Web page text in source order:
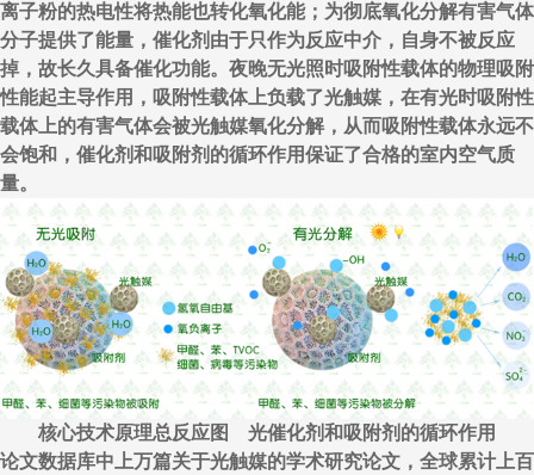
离子粉的热电性将热能也转化氧化能；为彻底氧化分解有害气体
分子提供了能量，催化剂由于只作为反应中介，自身不被反应
掉，故长久具备催化功能。夜晚无光照时吸附性载体的物理吸附
性能起主导作用，吸附性载体上负载了光触媒，在有光时吸附性
载体上的有害气体会被光触媒氧化分解，从而吸附性载体永远不
会饱和，催化剂和吸附剂的循环作用保证了合格的室内空气质
量。
核心技术原理总反应图 光催化剂和吸附剂的循环作用
论文数据库中上万篇关于光触媒的学术研究论文，全球累计上百